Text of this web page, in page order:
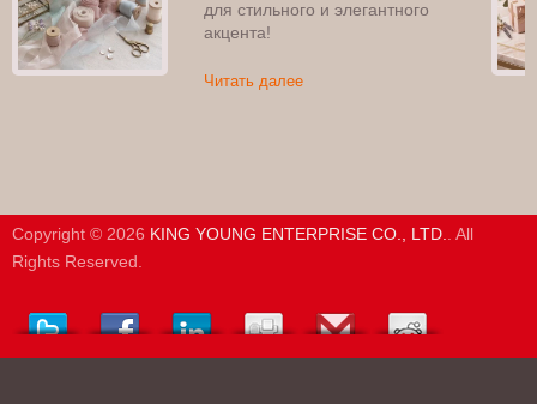
для стильного и элегантного
акцента!
Читать далее
Copyright © 2026 KING YOUNG ENTERPRISE CO., LTD.. All
Rights Reserved.